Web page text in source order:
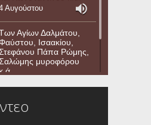
Αυγούστου
Αγίων Δαλμάτου,
Ισαακίου,
Πάπα Ρώμης,
μυροφόρου
κ.ά.